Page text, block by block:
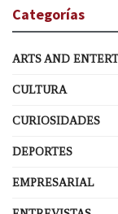
Categorías
ARTS AND
CULTURA
CURIOSIDADES
DEPORTES
EMPRESARIAL